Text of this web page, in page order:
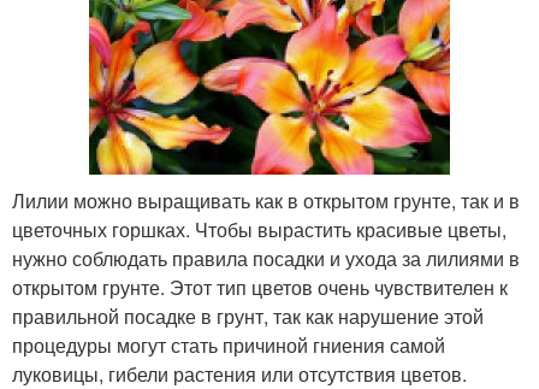
Лилии можно выращивать как в открытом грунте, так и в
цветочных горшках. Чтобы вырастить красивые цветы,
нужно соблюдать правила посадки и ухода за лилиями в
открытом грунте. Этот тип цветов очень чувствителен к
правильной посадке в грунт, так как нарушение этой
процедуры могут стать причиной гниения самой
луковицы, гибели растения или отсутствия цветов.